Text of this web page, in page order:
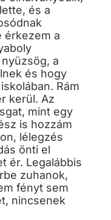
és a
érkezem a
a
és hogy
Rám
kerül. Az
mint egy
is hozzám
lélegzés
önti el
ér. Legalábbis
zuhanok,
fényt sem
nincsenek